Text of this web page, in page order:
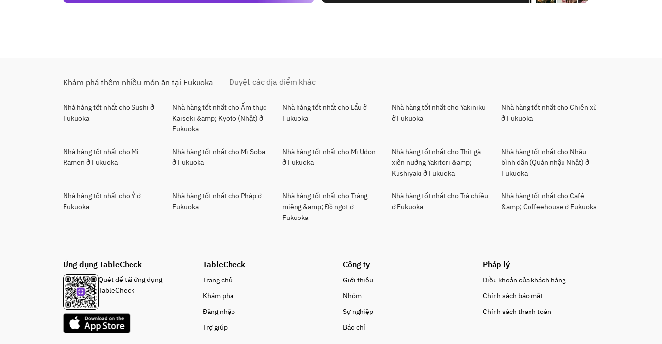
Khám phá thêm nhiều món ăn tại Fukuoka Duyệt các địa điểm khác
Nhà hàng tốt nhất cho Sushi ở
Fukuoka
Nhà hàng tốt nhất cho Ẩm thực
Kaiseki &amp; Kyoto (Nhật) ở
Fukuoka
Nhà hàng tốt nhất cho Lẩu ở
Fukuoka
Nhà hàng tốt nhất cho Yakiniku
ở Fukuoka
Nhà hàng tốt nhất cho Chiên xù
ở Fukuoka
Nhà hàng tốt nhất cho Mì
Ramen ở Fukuoka
Nhà hàng tốt nhất cho Mì Soba
ở Fukuoka
Nhà hàng tốt nhất cho Mì Udon
ở Fukuoka
Nhà hàng tốt nhất cho Thịt gà
xiên nướng Yakitori &amp;
Kushiyaki ở Fukuoka
Nhà hàng tốt nhất cho Nhậu
bình dân (Quán nhậu Nhật) ở
Fukuoka
Nhà hàng tốt nhất cho Ý ở
Fukuoka
Nhà hàng tốt nhất cho Pháp ở
Fukuoka
Nhà hàng tốt nhất cho Tráng
miệng &amp; Đồ ngọt ở
Fukuoka
Nhà hàng tốt nhất cho Trà chiều
ở Fukuoka
Nhà hàng tốt nhất cho Café
&amp; Coffeehouse ở Fukuoka
Ứng dụng TableCheck
Quét để tải ứng dụng
TableCheck
TableCheck
Trang chủ
Khám phá
Đăng nhập
Trợ giúp
Công ty
Giới thiệu
Nhóm
Sự nghiệp
Báo chí
Pháp lý
Điều khoản của khách hàng
Chính sách bảo mật
Chính sách thanh toán